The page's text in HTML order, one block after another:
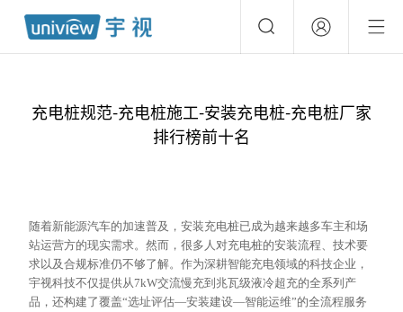
充电桩规范-充电桩施工-安装充电桩-充电桩厂家
排行榜前十名
随着新能源汽车的加速普及，安装充电桩已成为越来越多车主和场
站运营方的现实需求。然而，很多人对充电桩的安装流程、技术要
求以及合规标准仍不够了解。作为深耕智能充电领域的科技企业，
宇视科技不仅提供从7kW交流慢充到兆瓦级液冷超充的全系列产
品，还构建了覆盖“选址评估—安装建设—智能运维”的全流程服务